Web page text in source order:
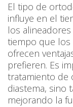
El tipo de
influye en el
los
tiempo que los
ofrecen
prefieren. Es
tratamiento de
diastema, sino
mejorando la